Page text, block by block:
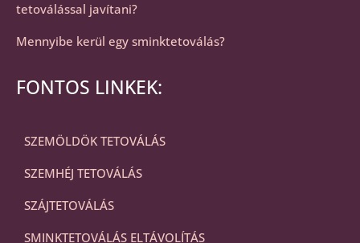
tetoválással javítani?
Mennyibe kerül egy sminktetoválás?
FONTOS LINKEK:
SZEMÖLDÖK TETOVÁLÁS
SZEMHÉJ TETOVÁLÁS
SZÁJTETOVÁLÁS
SMINKTETOVÁLÁS ELTÁVOLÍTÁS